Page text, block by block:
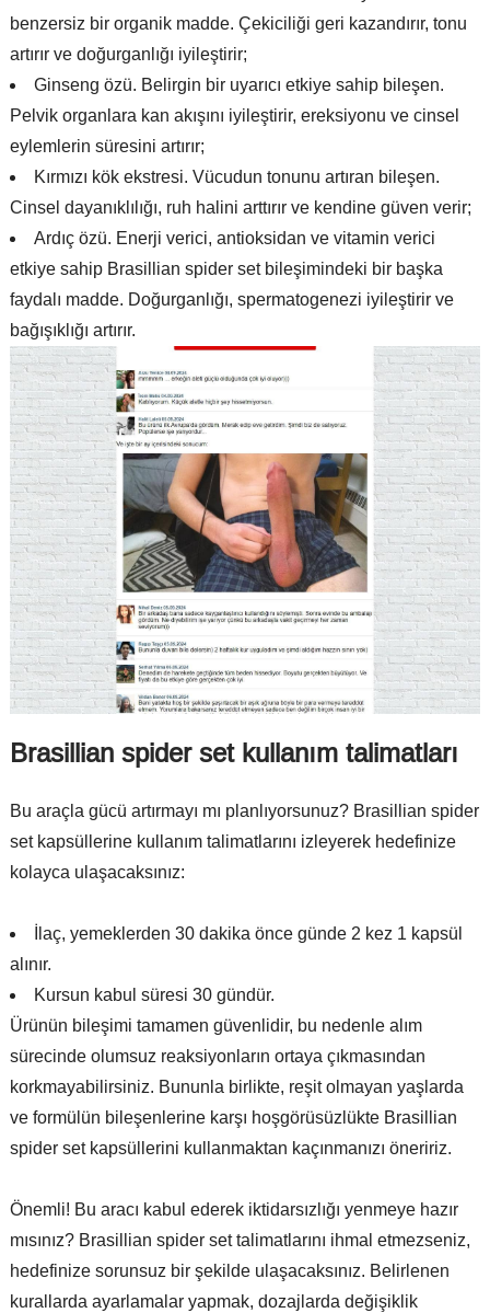
benzersiz bir organik madde. Çekiciliği geri kazandırır, tonu
artırır ve doğurganlığı iyileştirir;
Ginseng özü. Belirgin bir uyarıcı etkiye sahip bileşen.
Pelvik organlara kan akışını iyileştirir, ereksiyonu ve cinsel
eylemlerin süresini artırır;
Kırmızı kök ekstresi. Vücudun tonunu artıran bileşen.
Cinsel dayanıklılığı, ruh halini arttırır ve kendine güven verir;
Ardıç özü. Enerji verici, antioksidan ve vitamin verici
etkiye sahip Brasillian spider set bileşimindeki bir başka
faydalı madde. Doğurganlığı, spermatogenezi iyileştirir ve
bağışıklığı artırır.
Brasillian spider set kullanım talimatları
Bu araçla gücü artırmayı mı planlıyorsunuz? Brasillian spider
set kapsüllerine kullanım talimatlarını izleyerek hedefinize
kolayca ulaşacaksınız:
İlaç, yemeklerden 30 dakika önce günde 2 kez 1 kapsül
alınır.
Kursun kabul süresi 30 gündür.
Ürünün bileşimi tamamen güvenlidir, bu nedenle alım
sürecinde olumsuz reaksiyonların ortaya çıkmasından
korkmayabilirsiniz. Bununla birlikte, reşit olmayan yaşlarda
ve formülün bileşenlerine karşı hoşgörüsüzlükte Brasillian
spider set kapsüllerini kullanmaktan kaçınmanızı öneririz.
Önemli! Bu aracı kabul ederek iktidarsızlığı yenmeye hazır
mısınız? Brasillian spider set talimatlarını ihmal etmezseniz,
hedefinize sorunsuz bir şekilde ulaşacaksınız. Belirlenen
kurallarda ayarlamalar yapmak, dozajlarda değişiklik